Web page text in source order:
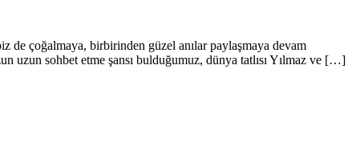
de çoğalmaya, birbirinden güzel anılar paylaşmaya devam
uzun sohbet etme şansı bulduğumuz, dünya tatlısı Yılmaz ve […]